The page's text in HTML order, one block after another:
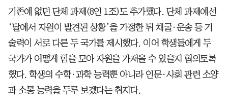
기존에 없던 단체 과제(8인 1조)도 추가했다. 단체 과제에선
‘달에서 자원이 발견된 상황’을 가정한 뒤 채굴·운송 등 기
술력이 서로 다른 두 국가를 제시했다. 이어 학생들에게 두
국가가 어떻게 힘을 모아 자원을 가져올 수 있을지 협의토록
했다. 학생의 수학·과학 능력뿐 아니라 인문·사회 관련 소양
과 소통 능력을 두루 보겠다는 취지다.